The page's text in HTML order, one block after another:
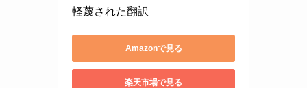
軽蔑された翻訳
Amazonで見る
楽天市場で見る